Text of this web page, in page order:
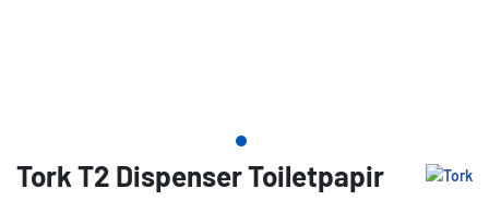
Tork T2 Dispenser Toiletpapir